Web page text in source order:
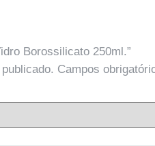
Borossilicato 250ml.”
Campos